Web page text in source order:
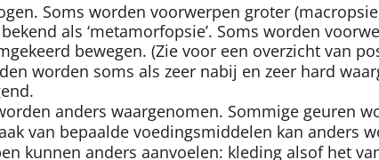
Soms worden voorwerpen groter
als ‘metamorfopsie’. Soms worden
bewegen. (Zie voor een overzicht van
worden soms als zeer nabij en zeer hard
anders waargenomen. Sommige geuren
van bepaalde voedingsmiddelen kan anders
kunnen anders aanvoelen: kleding alsof het